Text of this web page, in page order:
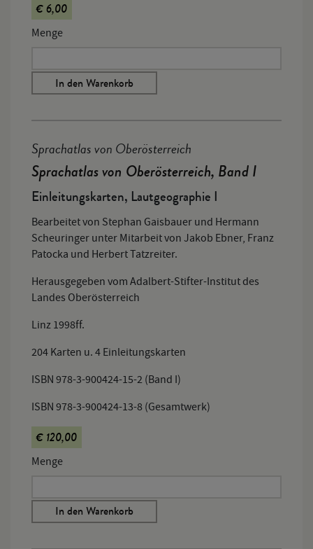
€ 6,00
Menge
In den Warenkorb
Sprachatlas von Oberösterreich
Sprachatlas von Oberösterreich, Band I
Einleitungskarten, Lautgeographie I
Bearbeitet von Stephan Gaisbauer und Hermann
Scheuringer unter Mitarbeit von Jakob Ebner, Franz
Patocka und Herbert Tatzreiter.
Herausgegeben vom Adalbert-Stifter-Institut des
Landes Oberösterreich
Linz 1998ff.
204 Karten u. 4 Einleitungskarten
ISBN 978-3-900424-15-2 (Band I)
ISBN 978-3-900424-13-8 (Gesamtwerk)
€ 120,00
Menge
In den Warenkorb